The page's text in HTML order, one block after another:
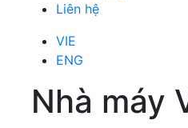
Liên hệ
VIE
ENG
Nhà máy